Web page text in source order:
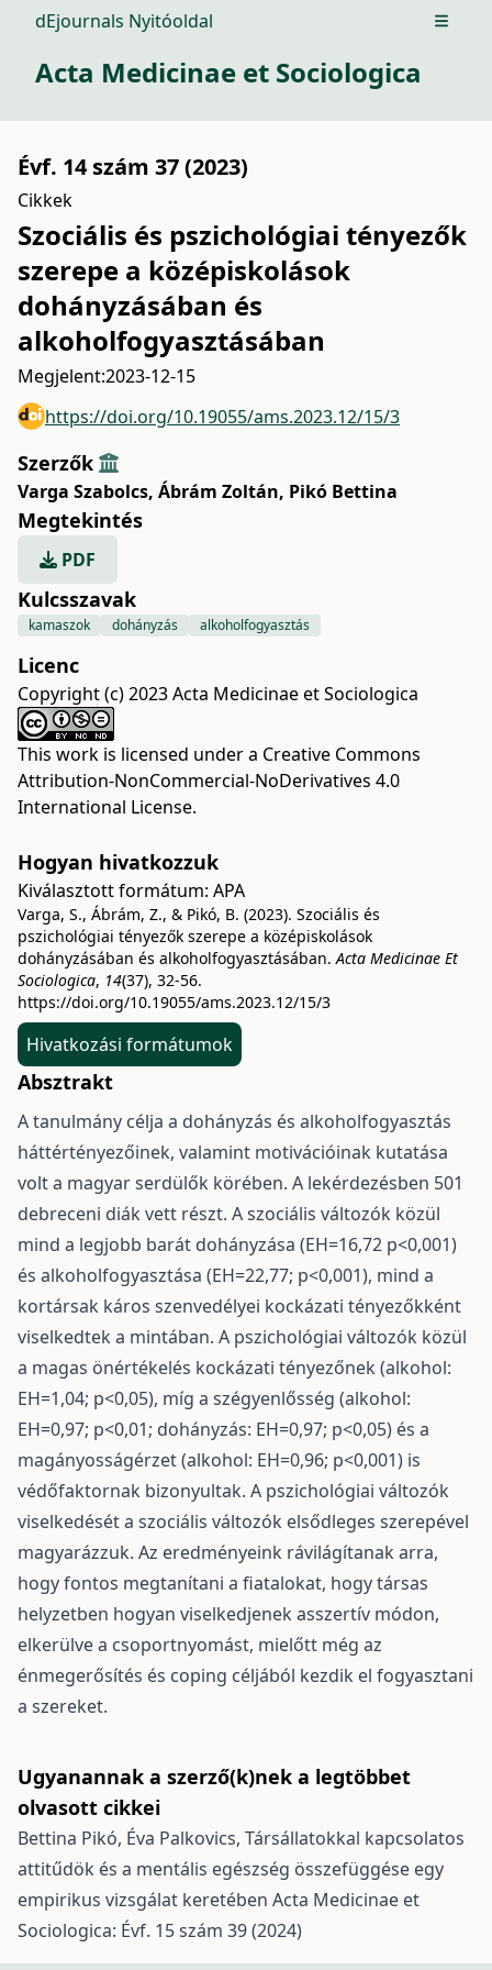
dEjournals Nyitóoldal Open
Acta Medicinae et Sociologica
Évf. 14 szám 37 (2023)
Cikkek
Szociális és pszichológiai tényezők
szerepe a középiskolások
dohányzásában és
alkoholfogyasztásában
Megjelent:2023-12-15
https://doi.org/10.19055/ams.2023.12/15/3
Szerzők
Varga Szabolcs, Ábrám Zoltán, Pikó Bettina
Megtekintés
PDF
Kulcsszavak
kamaszok dohányzás alkoholfogyasztás
Licenc
Copyright (c) 2023 Acta Medicinae et Sociologica
This work is licensed under a Creative Commons
Attribution-NonCommercial-NoDerivatives 4.0
International License.
Hogyan hivatkozzuk
Kiválasztott formátum: APA
Varga, S., Ábrám, Z., & Pikó, B. (2023). Szociális és
pszichológiai tényezők szerepe a középiskolások
dohányzásában és alkoholfogyasztásában.Acta Medicinae Et
Sociologica, 14(37), 32-56.
https://doi.org/10.19055/ams.2023.12/15/3
Hivatkozási formátumok
Absztrakt
A tanulmány célja a dohányzás és alkoholfogyasztás
háttértényezőinek, valamint motivációinak kutatása
volt a magyar serdülők körében. A lekérdezésben 501
debreceni diák vett részt. A szociális változók közül
mind a legjobb barát dohányzása (EH=16,72 p<0,001)
és alkoholfogyasztása (EH=22,77; p<0,001), mind a
kortársak káros szenvedélyei kockázati tényezőkként
viselkedtek a mintában. A pszichológiai változók közül
a magas önértékelés kockázati tényezőnek (alkohol:
EH=1,04; p<0,05), míg a szégyenlősség (alkohol:
EH=0,97; p<0,01; dohányzás: EH=0,97; p<0,05) és a
magányosságérzet (alkohol: EH=0,96; p<0,001) is
védőfaktornak bizonyultak. A pszichológiai változók
viselkedését a szociális változók elsődleges szerepével
magyarázzuk. Az eredményeink rávilágítanak arra,
hogy fontos megtanítani a fiatalokat, hogy társas
helyzetben hogyan viselkedjenek asszertív módon,
elkerülve a csoportnyomást, mielőtt még az
énmegerősítés és coping céljából kezdik el fogyasztani
a szereket.
Ugyanannak a szerző(k)nek a legtöbbet
olvasott cikkei
Bettina Pikó, Éva Palkovics, Társállatokkal kapcsolatos
attitűdök és a mentális egészség összefüggése egy
empirikus vizsgálat keretében Acta Medicinae et
Sociologica: Évf. 15 szám 39 (2024)